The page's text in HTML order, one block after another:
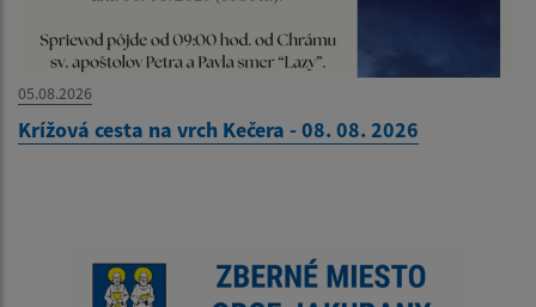
05.08.2026
Krížová cesta na vrch Kečera - 08. 08. 2026